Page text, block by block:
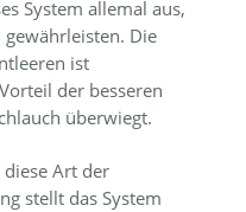
System allemal aus,
Die
ist
der besseren
überwiegt.
Art der
stellt das System